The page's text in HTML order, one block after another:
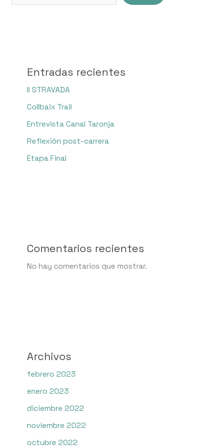
Entradas recientes
II STRAVADA
Collbaix Trail
Entrevista Canal Taronja
Reflexión post-carrera
Etapa Final
Comentarios recientes
No hay comentarios que mostrar.
Archivos
febrero 2023
enero 2023
diciembre 2022
noviembre 2022
octubre 2022